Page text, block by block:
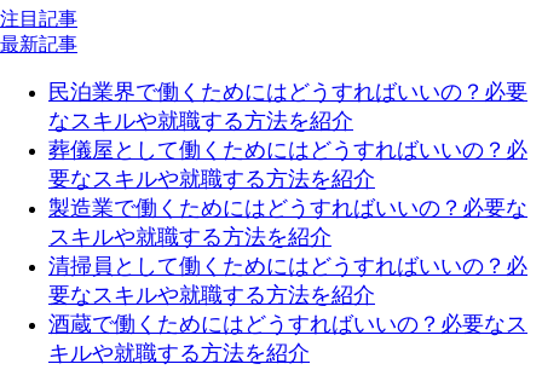
注目記事
最新記事
民泊業界で働くためにはどうすればいいの？必要
なスキルや就職する方法を紹介
葬儀屋として働くためにはどうすればいいの？必
要なスキルや就職する方法を紹介
製造業で働くためにはどうすればいいの？必要な
スキルや就職する方法を紹介
清掃員として働くためにはどうすればいいの？必
要なスキルや就職する方法を紹介
酒蔵で働くためにはどうすればいいの？必要なス
キルや就職する方法を紹介